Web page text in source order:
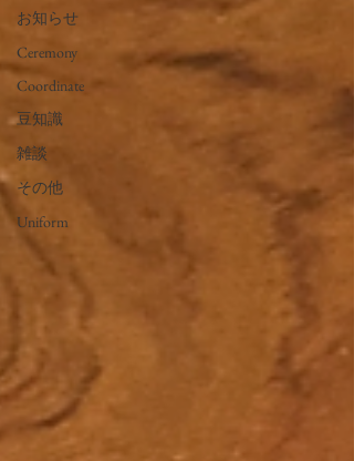
お知らせ
Ceremony
Coordinate
豆知識
雑談
その他
Uniform